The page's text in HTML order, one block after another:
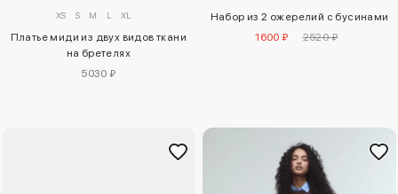
XS S M L XL
Платье миди из двух видов ткани
на бретелях
5030 ₽
Набор из 2 ожерелий с бусинами
1600 ₽
2520 ₽